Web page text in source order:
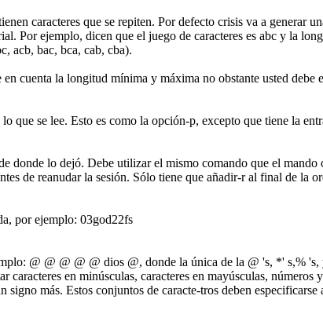
caracteres que se repiten. Por defecto crisis va a generar
Por ejemplo, dicen que el juego de caracteres es abc y la
acb, bac, bca, cab, cba).
cuenta la longitud mínima y máxima no obstante usted debe
que se lee. Esto es como la opción-p, excepto que tiene la
donde lo dejó. Debe utilizar el mismo comando que el
de reanudar la sesión. Sólo tiene que añadir-r al final de la
por ejemplo: 03god22fs
@ @ @ @ @ dios @, donde la única de la @ 's, *' s,%
caracteres en minúsculas, caracteres en mayúsculas,
signo más. Estos conjuntos de caracte-tros deben